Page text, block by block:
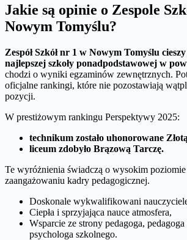
Jakie są opinie o Zespole
Nowym Tomyślu?
Zespół Szkół nr 1 w Nowym Tomyślu
najlepszej szkoły ponadpodstawowej w
chodzi o wyniki egzaminów zewnętrznych.
oficjalne rankingi, które nie pozostawiają
pozycji.
W prestiżowym rankingu Perspektywy 2025:
technikum zostało uhonorowane
liceum zdobyło Brązową Tarczę.
Te wyróżnienia świadczą o wysokim poziomie
zaangażowaniu kadry pedagogicznej.
Doskonale wykwalifikowani
Ciepła i sprzyjająca nauce atmosfera,
Wsparcie ze strony pedagoga,
psychologa szkolnego.